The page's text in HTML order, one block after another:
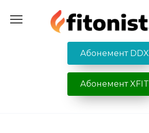
содержанию
Абонемент DDX
Абонемент XFIT